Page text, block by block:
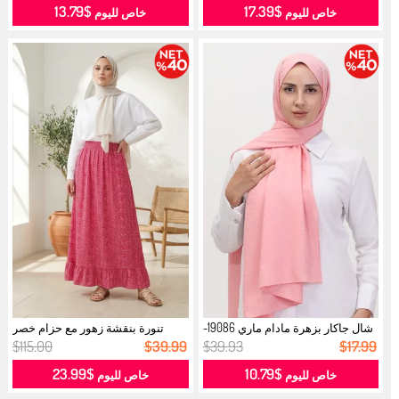
خاص لليوم $17.39 خاص لليوم $13.79
شال جاكار بزهرة مادام ماري 19086-
11...
$39.93 $17.99
خاص لليوم$10.79
تنورة بنقشة زهور مع حزام خصر
مطاطي ...
$115.00 $39.99
خاص لليوم$23.99